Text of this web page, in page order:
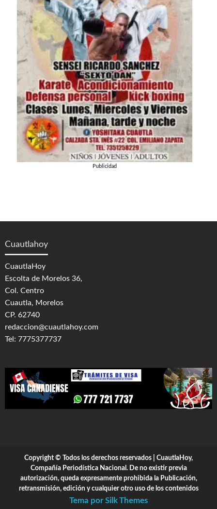
Publicidad
Cuautlahoy
CuautlaHoy
Escolta de Morelos 36,
Col. Centro
Cuautla, Morelos
CP. 62740
redaccion@cuautlahoy.com
Tel: 7775377737
Copyright © Todos los derechos reservados | CuautlaHoy,
Compañía Periodística Nacional. De no existir previa
autorización, queda expresamente prohibida la Publicación,
retransmisión, edición y cualquier otro uso de los contenidos
Tema por Silk Themes